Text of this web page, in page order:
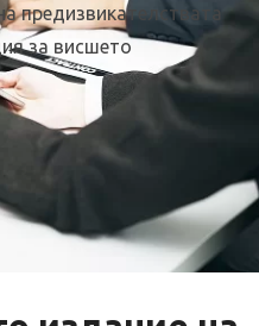
предизвикателствата
за висшето